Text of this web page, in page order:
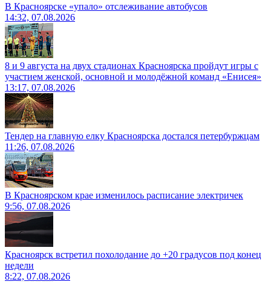
В Красноярске «упало» отслеживание автобусов
14:32, 07.08.2026
8 и 9 августа на двух стадионах Красноярска пройдут игры с
участием женской, основной и молодёжной команд «Енисея»
13:17, 07.08.2026
Тендер на главную елку Красноярска достался петербуржцам
11:26, 07.08.2026
В Красноярском крае изменилось расписание электричек
9:56, 07.08.2026
Красноярск встретил похолодание до +20 градусов под конец
недели
8:22, 07.08.2026